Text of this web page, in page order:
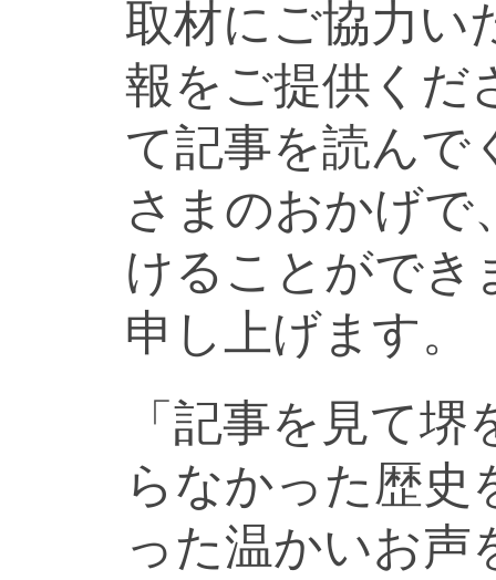
取材にご協力い
報をご提供くだ
て記事を読んで
さまのおかげで
けることができ
申し上げます。
「記事を見て
らなかった歴史
った温かいお声